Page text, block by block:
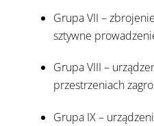
Grupa VII –
sztywne
Grupa VIII –
przestrzeniach
Grupa IX –